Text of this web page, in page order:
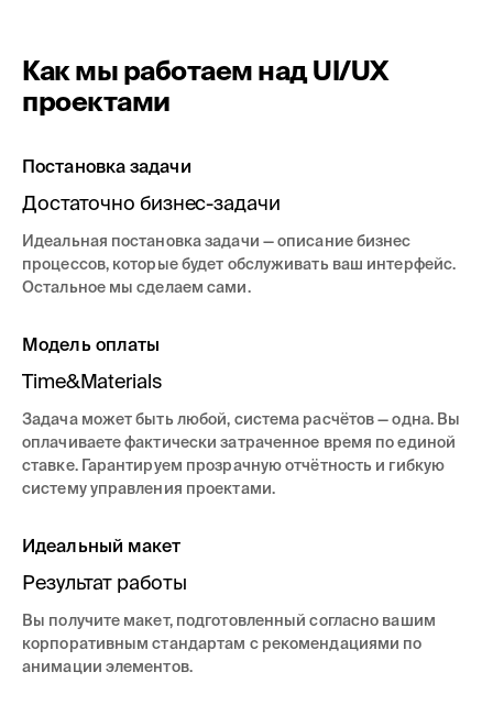
Как мы работаем над UI/UX
проектами
Постановка задачи
Достаточно бизнес-задачи
Идеальная постановка задачи — описание бизнес
процессов, которые будет обслуживать ваш интерфейс.
Остальное мы сделаем сами.
Модель оплаты
Time&Materials
Задача может быть любой, система расчётов — одна. Вы
оплачиваете фактически затраченное время по единой
ставке. Гарантируем прозрачную отчётность и гибкую
систему управления проектами.
Идеальный макет
Результат работы
Вы получите макет, подготовленный согласно вашим
корпоративным стандартам с рекомендациями по
анимации элементов.